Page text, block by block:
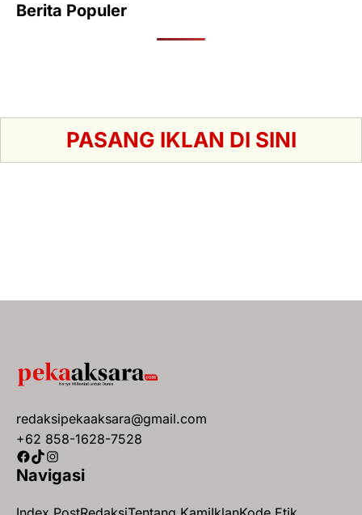
Berita Populer
PASANG IKLAN DI SINI
redaksipekaaksara@gmail.com
+62 858-1628-7528
Facebook
TikTok
Instagram
Navigasi